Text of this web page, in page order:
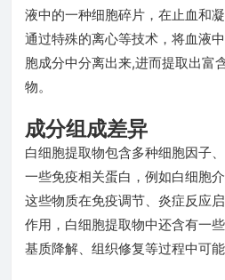
液中的一种细胞碎片，在止血和
通过特殊的离心等技术，将血液
胞成分中分离出来,进而提取出富
物。
成分组成差异
白细胞提取物包含多种细胞因子
一些免疫相关蛋白，例如白细胞
这些物质在免疫调节、炎症反应
作用，白细胞提取物中还含有一
基质降解、组织修复等过程中可能